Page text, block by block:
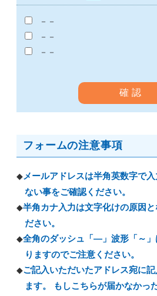
－－
－－
－－
フォームの注意事項
メールアドレスは半角英数字で
ない事をご確認ください。
半角カナ入力は文字化けの原因
ださい。
全角のダッシュ「―」波形「～
りますのでご注意ください。
ご記入いただいたアドレス宛に
ます。 もしこちらが届かなかっ